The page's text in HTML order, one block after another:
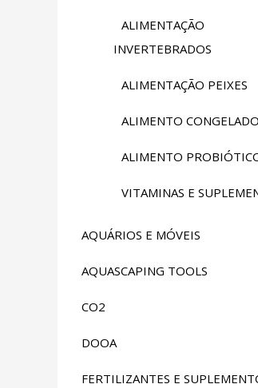
ALIMENTAÇÃO
INVERTEBRADOS
ALIMENTAÇÃO PEIXES
ALIMENTO CONGELADO
ALIMENTO
VITAMINAS E
AQUÁRIOS E MÓVEIS
AQUASCAPING TOOLS
CO2
DOOA
FERTILIZANTES E